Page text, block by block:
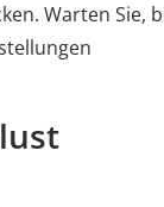
Warten Sie,